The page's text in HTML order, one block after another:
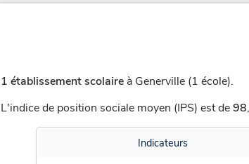
1 établissement scolaire à Generville (1 école).
L'indice de position sociale moyen (IPS) est de98,
Indicateurs